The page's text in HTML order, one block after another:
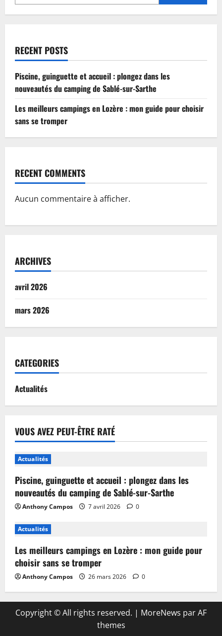
choisir
sans
RECENT POSTS
Piscine, guinguette et accueil : plongez dans les
nouveautés du camping de Sablé-sur-Sarthe
Les meilleurs campings en Lozère : mon guide pour choisir
sans se tromper
RECENT COMMENTS
Aucun commentaire à afficher.
ARCHIVES
avril 2026
mars 2026
CATEGORIES
Actualités
VOUS AVEZ PEUT-ÊTRE RATÉ
Actualités
Piscine, guinguette et accueil : plongez dans les
nouveautés du camping de Sablé-sur-Sarthe
Anthony Campos 7 avril 2026 0
Actualités
Les meilleurs campings en Lozère : mon guide pour
choisir sans se tromper
Anthony Campos 26 mars 2026 0
Copyright © All rights reserved. | MoreNews par AF
themes